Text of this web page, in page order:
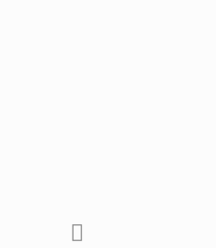
Youtube